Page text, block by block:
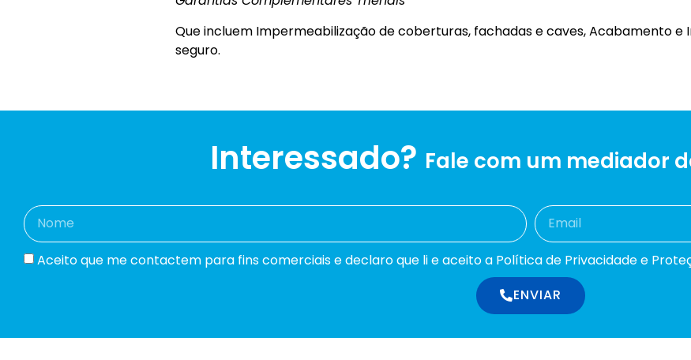
Que incluem Impermeabilização de coberturas, fachadas e caves, Acabamento e
seguro.
Interessado? Fale com um mediador
Aceito que me contactem para fins comerciais e declaro que li e aceito a Política de Privacidade e
ENVIAR